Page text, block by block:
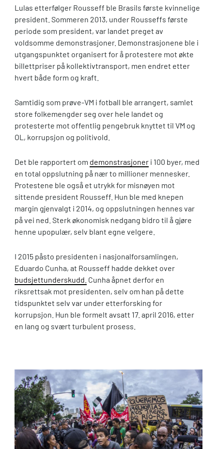
Lulas etterfølger Rousseff ble Brasils første kvinnelige
president. Sommeren 2013, under Rousseffs første
periode som president, var landet preget av
voldsomme demonstrasjoner. Demonstrasjonene ble i
utgangspunktet organisert for å protestere mot økte
billettpriser på kollektivtransport, men endret etter
hvert både form og kraft.
Samtidig som prøve-VM i fotball ble arrangert, samlet
store folkemengder seg over hele landet og
protesterte mot offentlig pengebruk knyttet til VM og
OL, korrupsjon og politivold.
Det ble rapportert om demonstrasjoner i 100 byer, med
en total oppslutning på nær to millioner mennesker.
Protestene ble også et utrykk for misnøyen mot
sittende president Rousseff. Hun ble med knepen
margin gjenvalgt i 2014, og oppslutningen hennes var
på vei ned. Sterk økonomisk nedgang bidro til å gjøre
henne upopulær, selv blant egne velgere.
I 2015 påsto presidenten i nasjonalforsamlingen,
Eduardo Cunha, at Rousseff hadde dekket over
budsjettunderskudd. Cunha åpnet derfor en
riksrettsak mot presidenten, selv om han på dette
tidspunktet selv var under etterforsking for
korrupsjon. Hun ble formelt avsatt 17. april 2016, etter
en lang og svært turbulent prosess.